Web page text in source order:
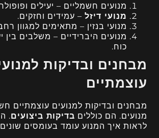
מנועים חשמליים – יעילים
מנועי דיזל – עמידים וחזקים.
מנועי בנזין – מתאימים למגוון
מנועים היברידיים – משלבים בין
כוח.
מבחנים ובדיקות
עוצמתיים
מבחנים ובדיקות למנועים עוצמתיים
מנועים. הם כוללים בדיקות ביצועים.
לראות איך המנוע עומד בעומסים